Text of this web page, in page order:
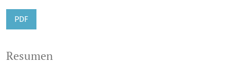
PDF
Resumen